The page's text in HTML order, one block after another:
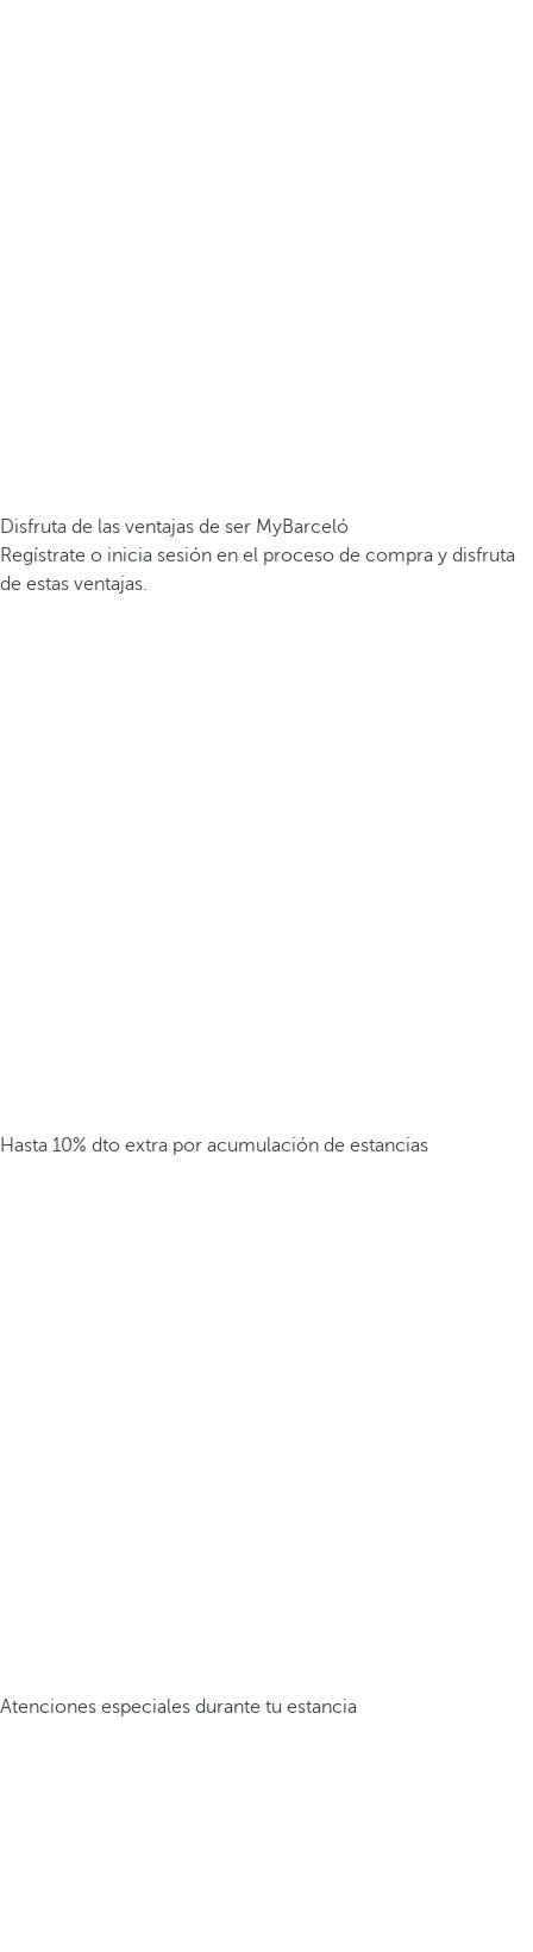
Disfruta de las ventajas de ser MyBarceló
Regístrate o inicia sesión en el proceso de compra y disfruta
de estas ventajas.
Hasta 10% dto extra por acumulación de estancias
Atenciones especiales durante tu estancia